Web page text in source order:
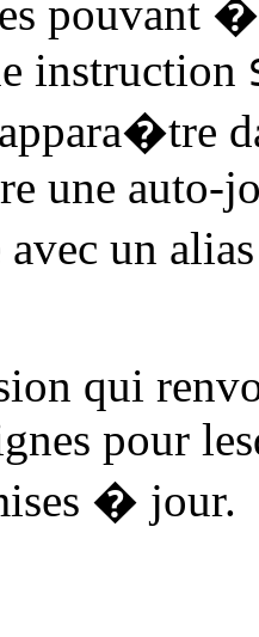
instruction
une auto-
un
qui
pour
� jour.